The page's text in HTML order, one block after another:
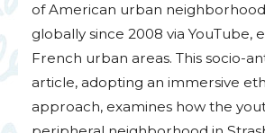
of American urban
globally since 2008 via YouTube,
French urban areas. This socio-
article, adopting an immersive
approach, examines how the